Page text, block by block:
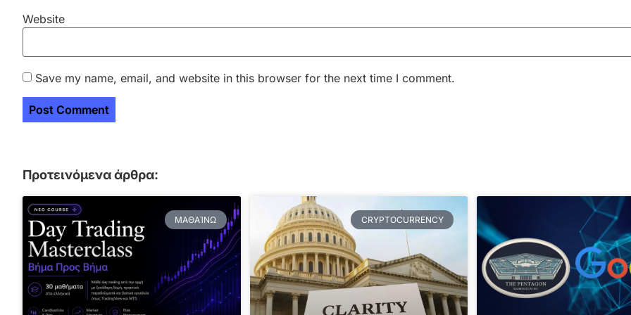
Website
Save my name, email, and website in this browser for the next time I comment.
Προτεινόμενα άρθρα:
ΜΑΘΑΊΝΩ CRYPTOCURRENCY